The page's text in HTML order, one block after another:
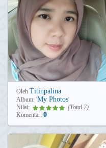
Oleh Titinpalina
Album: 'My Photos'
Nilai:
(Total 7)
Komentar: 0